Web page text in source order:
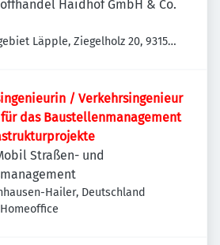
Haidhof GmbH & Co.
Läpple, Ziegelholz 20, 93158
/ Verkehrsingenieur
das Baustellenmanagement
Straßen- und
Hailer, Deutschland